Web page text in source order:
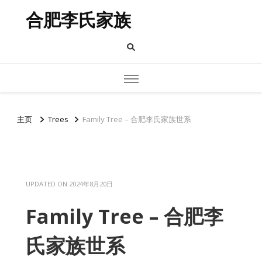
合肥李氏家族
主页 Trees Family Tree – 合肥李氏家族世系
UPDATED ON 2024年8月20日
Family Tree – 合肥李
氏家族世系